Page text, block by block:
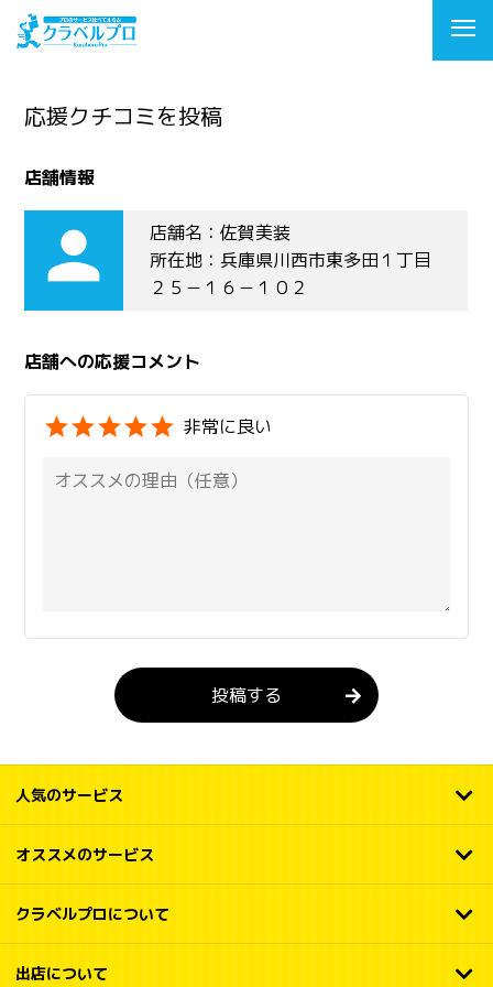
応援クチコミを投稿
店舗情報
person
店舗名：佐賀美装
所在地：兵庫県川西市東多田１丁目
２５－１６－１０２
店舗への応援コメント
非常に良い
投稿する
人気のサービス
オススメのサービス
クラベルプロについて
出店について